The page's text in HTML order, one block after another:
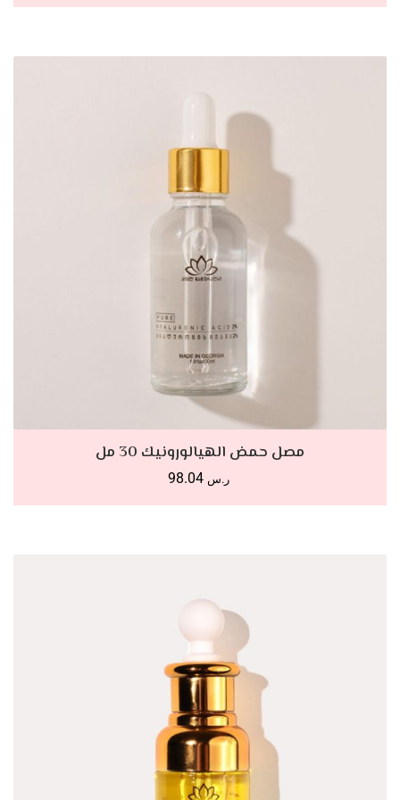
أضف للسلة
مصل حمض الهيالورونيك 30 مل
ر.س